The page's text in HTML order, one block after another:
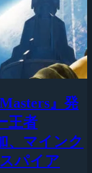
』発
王者
、マインク
パイア